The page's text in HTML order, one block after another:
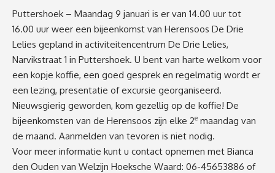
Puttershoek – Maandag 9 januari is er van 14.00 uur tot
16.00 uur weer een bijeenkomst van Herensoos De Drie
Lelies gepland in activiteitencentrum De Drie Lelies,
Narvikstraat 1 in Puttershoek. U bent van harte welkom voor
een kopje koffie, een goed gesprek en regelmatig wordt er
een lezing, presentatie of excursie georganiseerd.
Nieuwsgierig geworden, kom gezellig op de koffie! De
bijeenkomsten van de Herensoos zijn elke 2e maandag van
de maand. Aanmelden van tevoren is niet nodig.
Voor meer informatie kunt u contact opnemen met Bianca
den Ouden van Welzijn Hoeksche Waard: 06-45653886 of